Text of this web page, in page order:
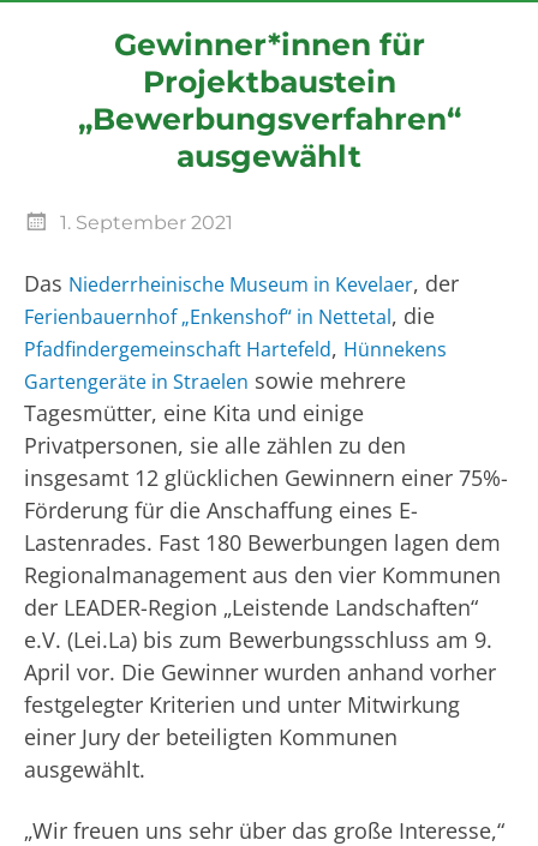
Gewinner*innen für
Projektbaustein
„Bewerbungsverfahren“
ausgewählt
1. September 2021
Das Niederrheinische Museum in Kevelaer, der
Ferienbauernhof „Enkenshof“ in Nettetal, die
Pfadfindergemeinschaft Hartefeld, Hünnekens
Gartengeräte in Straelen sowie mehrere
Tagesmütter, eine Kita und einige
Privatpersonen, sie alle zählen zu den
insgesamt 12 glücklichen Gewinnern einer 75%-
Förderung für die Anschaffung eines E-
Lastenrades. Fast 180 Bewerbungen lagen dem
Regionalmanagement aus den vier Kommunen
der LEADER-Region „Leistende Landschaften“
e.V. (Lei.La) bis zum Bewerbungsschluss am 9.
April vor. Die Gewinner wurden anhand vorher
festgelegter Kriterien und unter Mitwirkung
einer Jury der beteiligten Kommunen
ausgewählt.
„Wir freuen uns sehr über das große Interesse,“